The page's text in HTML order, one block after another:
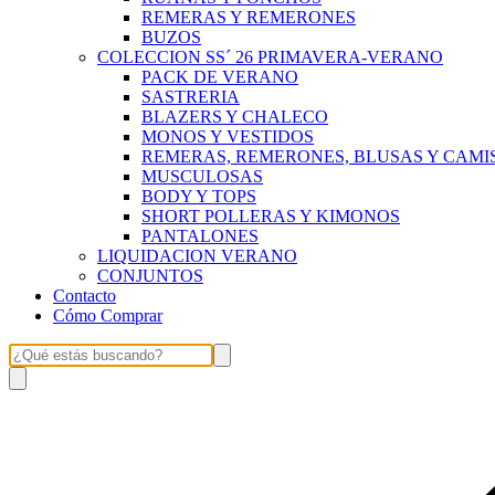
REMERAS Y REMERONES
BUZOS
COLECCION SS´ 26 PRIMAVERA-VERANO
PACK DE VERANO
SASTRERIA
BLAZERS Y CHALECO
MONOS Y VESTIDOS
REMERAS, REMERONES, BLUSAS Y
MUSCULOSAS
BODY Y TOPS
SHORT POLLERAS Y KIMONOS
PANTALONES
LIQUIDACION VERANO
CONJUNTOS
Contacto
Cómo Comprar